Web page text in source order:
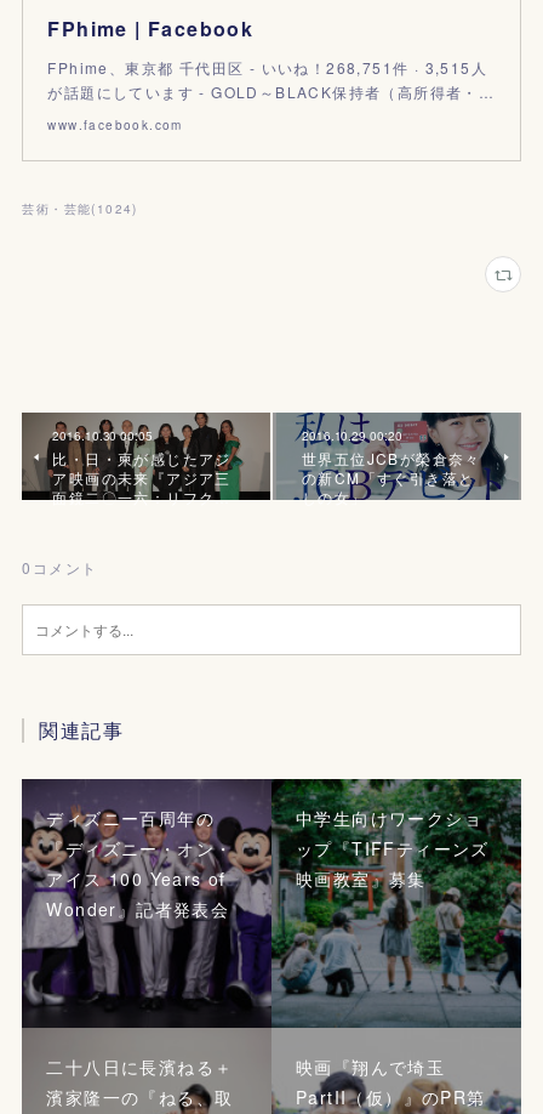
FPhime | Facebook
FPhime、東京都 千代田区 - いいね！268,751件 · 3,515人
が話題にしています - GOLD～BLACK保持者（高所得者・…
www.facebook.com
芸術・芸能( 1024)
2016.10.30 00:05
比・日・柬が感じたアジ
ア映画の未来『アジア三
面鏡二〇一六：リフク…
2016.10.29 00:20
世界五位JCBが榮倉奈々
の新CM「すぐ引き落と
しの女」
0 コメント
関連記事
ディズニー百周年の
『ディズニー・オン・
アイス 100 Years of
Wonder』記者発表会
中学生向けワークショ
ップ『TIFFティーンズ
映画教室』募集
二十八日に長濱ねる＋
濱家隆一の『ねる、取
映画『翔んで埼玉
PartII（仮）』のPR第